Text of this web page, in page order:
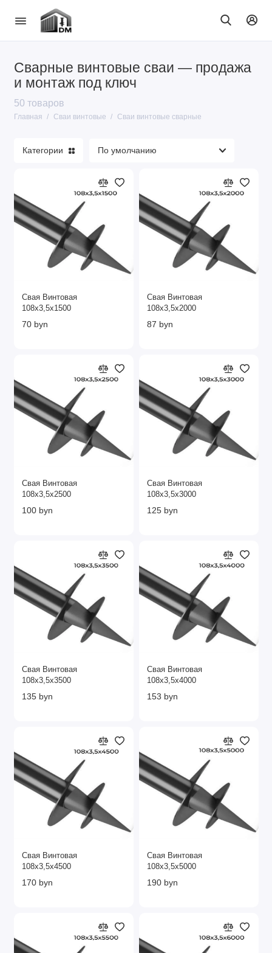
Сварные винтовые сваи — продажа
и монтаж под ключ
50 товаров
Главная Сваи винтовые Сваи винтовые сварные
Сваи винтовые сварные
Комплектующие к винтовым сваям
Показать все
Категории
Свая Винтовая
108х3,5х1500
70 byn
Свая Винтовая
108х3,5х2000
87 byn
Свая Винтовая
108х3,5х2500
100 byn
Свая Винтовая
108х3,5х3000
125 byn
Свая Винтовая
108х3,5х3500
135 byn
Свая Винтовая
108х3,5х4000
153 byn
Свая Винтовая
108х3,5х4500
170 byn
Свая Винтовая
108х3,5х5000
190 byn